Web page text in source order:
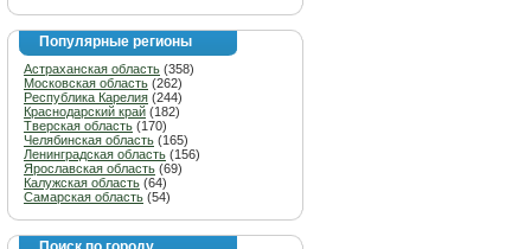
Популярные регионы
Астраханская область (358)
Московская область (262)
Республика Карелия (244)
Краснодарский край (182)
Тверская область (170)
Челябинская область (165)
Ленинградская область (156)
Ярославская область (69)
Калужская область (64)
Самарская область (54)